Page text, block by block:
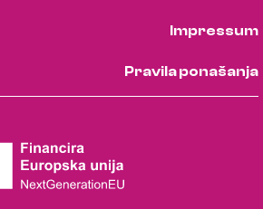
Impressum
Pravila ponašanja